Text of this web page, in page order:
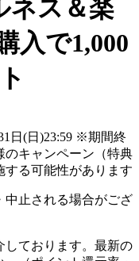
日(日)23:59 ※期間終
のキャンペーン（特典
する可能性があります
止される場合がござ
ております。最新の